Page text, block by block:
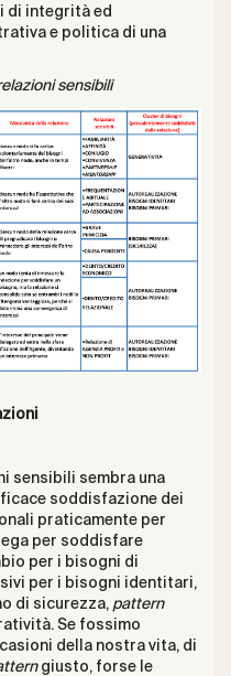
di integrità ed
e politica di una
sensibili
sensibili sembra una
soddisfazione dei
praticamente per
per soddisfare
per i bisogni di
per i bisogni identitari,
di sicurezza, pattern
Se fossimo
della nostra vita, di
giusto, forse le